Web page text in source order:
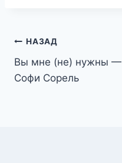
Навигация
по
НАЗАД
Вы мне (не) нужны —
Софи Сорель